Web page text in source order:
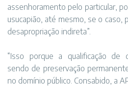
assenhoramento pelo particular,
usucapião, até mesmo, se o caso,
desapropriação indireta”.
“Isso porque a qualificação de
sendo de preservação
no domínio público. Consabido, a